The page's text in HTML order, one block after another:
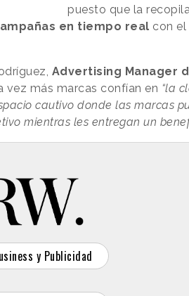
puesto que la
en tiempo real con
Advertising Manager
vez más marcas confían en “la
cautivo donde las marcas
mientras les entregan un
y Publicidad